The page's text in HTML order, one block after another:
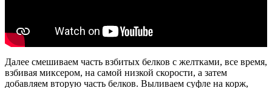
Далее смешиваем часть взбитых белков с желтками, все время,
взбивая миксером, на самой низкой скорости, а затем
добавляем вторую часть белков. Выливаем суфле на корж,